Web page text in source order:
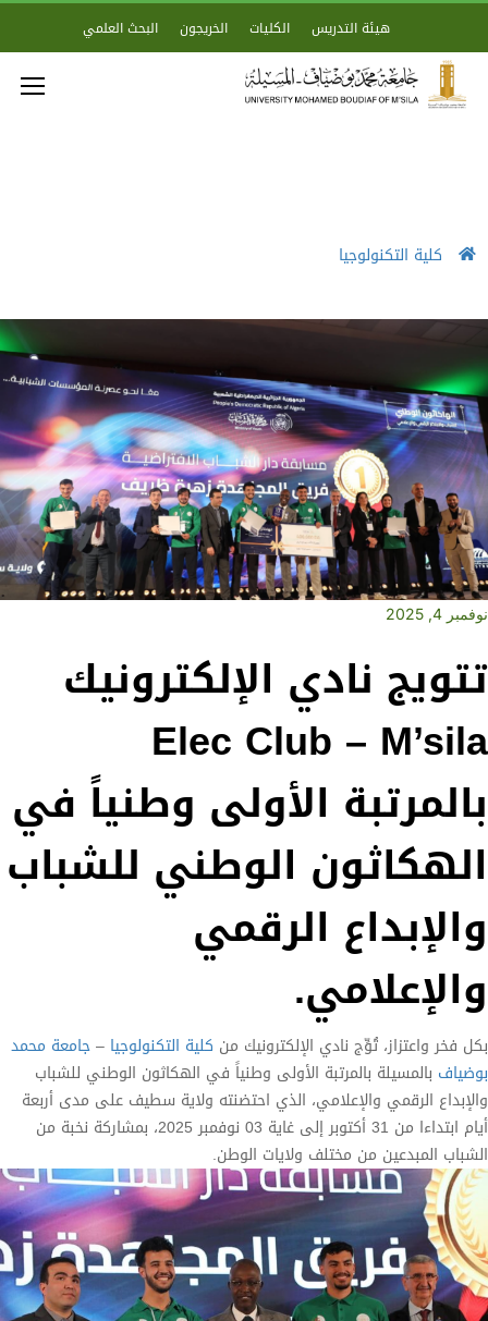
هيئة التدريس الكليات الخريجون البحث العلمي
كلية التكنولوجيا
نوفمبر 4, 2025
تتويج نادي الإلكترونيك
Elec Club – M’sila
بالمرتبة الأولى وطنياً في
الهكاثون الوطني للشباب
والإبداع الرقمي
والإعلامي.
بكل فخر واعتزاز، تُوِّج نادي الإلكترونيك من كلية التكنولوجيا –جامعة محمد
بوضياف بالمسيلة بالمرتبة الأولى وطنياً في الهكاثون الوطني للشباب
والإبداع الرقمي والإعلامي، الذي احتضنته ولاية سطيف على مدى أربعة
أيام ابتداءا من 31 أكتوبر إلى غاية 03 نوفمبر 2025، بمشاركة نخبة من
الشباب المبدعين من مختلف ولايات الوطن.